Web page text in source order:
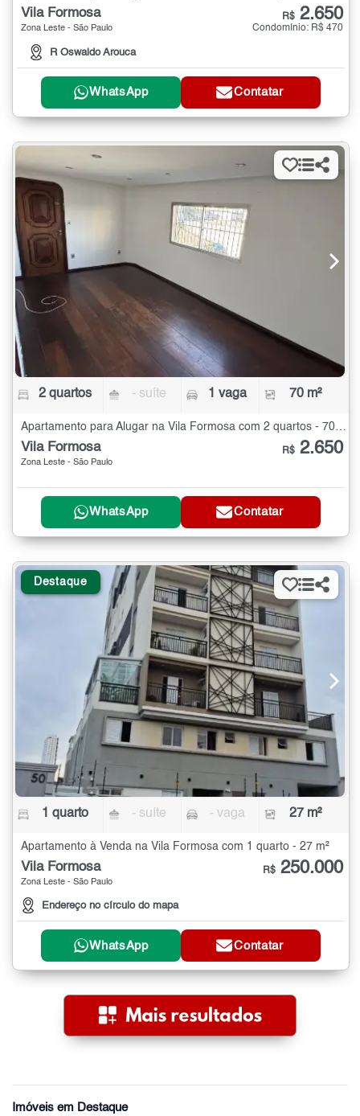
Vila Formosa
Zona Leste - São Paulo
R Oswaldo Arouca
R$ 2.650
Condomínio: R$ 470
WhatsApp Contatar
2 quartos - suíte 1 vaga 70 m²
Vila Formosa
Zona Leste - São Paulo
R$ 2.650
WhatsApp Contatar
Destaque
1 quarto - suíte - vaga 27 m²
Apartamento à Venda na Vila Formosa com 1 quarto - 27 m²
Vila Formosa
Zona Leste - São Paulo
Endereço no círculo do mapa
R$ 250.000
WhatsApp Contatar
Imóveis em Destaque